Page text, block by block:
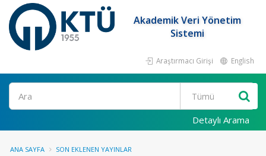
Akademik Veri Yönetim
Sistemi
Araştırmacı Girişi English
Ara
Detaylı Arama
ANA SAYFA SON EKLENEN YAYINLAR